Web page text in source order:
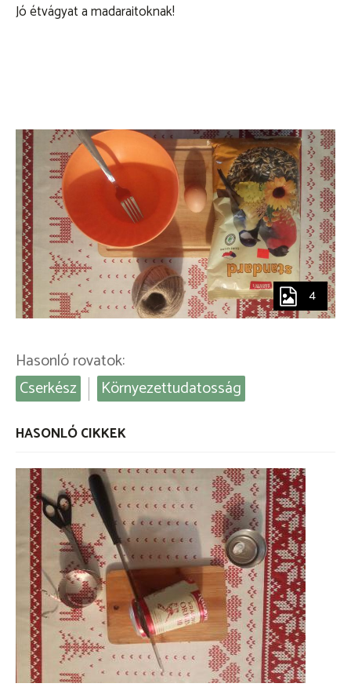
Jó étvágyat a madaraitoknak!
4
Hasonló rovatok:
Cserkész
Környezettudatosság
HASONLÓ CIKKEK